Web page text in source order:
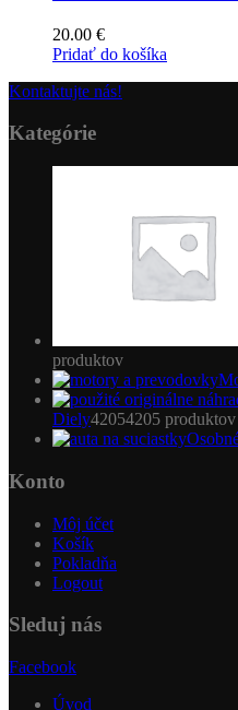
20.00 €
Pridať do košíka
Kontaktujte nás!
Kategórie
produktov
Diely42054205 produktov
Konto
Môj účet
Košík
Pokladňa
Logout
Sleduj nás
Facebook
Úvod